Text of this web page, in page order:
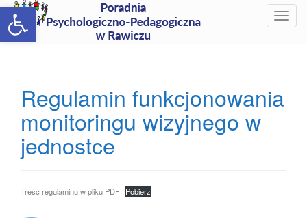
Open toolbar
T
e
Regulamin funkcjonowania
monitoringu wizyjnego w
jednostce
Treść regulaminu w pliku PDF Pobierz